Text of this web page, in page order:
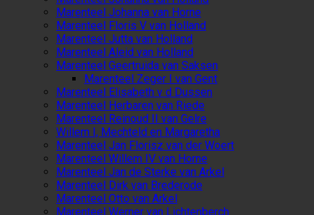
Marenteel Johanna van Horne
Marenteel Floris V van Holland
Marenteel Jutta van Holland
Marenteel Aleid van Holland
Marenteel Geertruida van Saksen
Marenteel Zeger I van Gent
Marenteel Elisabeth v d Dussen
Marenteel Herbaren van Riede
Marenteel Reinoud II van Gelre
Willem I, Mechteld en Margaretha
Marenteel Jan Florisz van der Woert
Marenteel Willem IV van Horne
Marenteel Jan de Sterke van Arkel
Marenteel Dirk van Brederode
Marenteel Otto van Arkel
Marenteel Werner van Lichtenberch